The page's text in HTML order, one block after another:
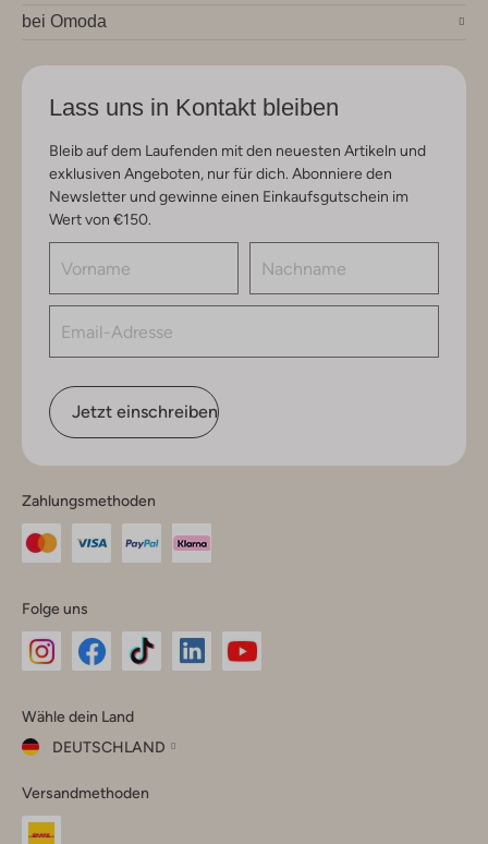
bei Omoda
Lass uns in Kontakt bleiben
Bleib auf dem Laufenden mit den neuesten Artikeln und
exklusiven Angeboten, nur für dich. Abonniere den
Newsletter und gewinne einen Einkaufsgutschein im
Wert von €150.
Jetzt einschreiben
Zahlungsmethoden
Folge uns
Instagram
Facebook
TikTok
Wähle dein Land
DEUTSCHLAND
dein
Land
Versandmethoden